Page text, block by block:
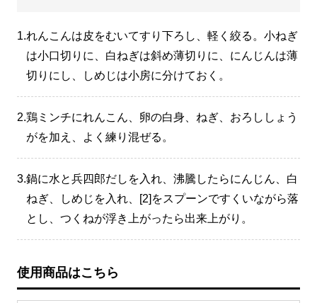
1.れんこんは皮をむいてすり下ろし、軽く絞る。小ねぎ
は小口切りに、白ねぎは斜め薄切りに、にんじんは薄
切りにし、しめじは小房に分けておく。
2.鶏ミンチにれんこん、卵の白身、ねぎ、おろししょう
がを加え、よく練り混ぜる。
3.鍋に水と兵四郎だしを入れ、沸騰したらにんじん、白
ねぎ、しめじを入れ、[2]をスプーンですくいながら落
とし、つくねが浮き上がったら出来上がり。
使用商品はこちら